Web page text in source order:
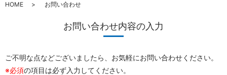
HOME お問い合わせ
お問い合わせ内容の入力
ご不明な点などございましたら、お気軽にお問い合わせください。
※必須の項目は必ず入力してください。